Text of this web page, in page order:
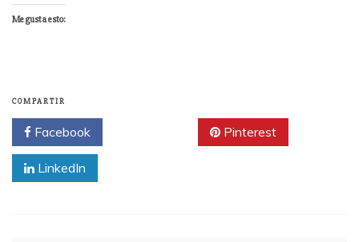
Me gusta esto:
COMPARTIR
Facebook Pinterest
LinkedIn